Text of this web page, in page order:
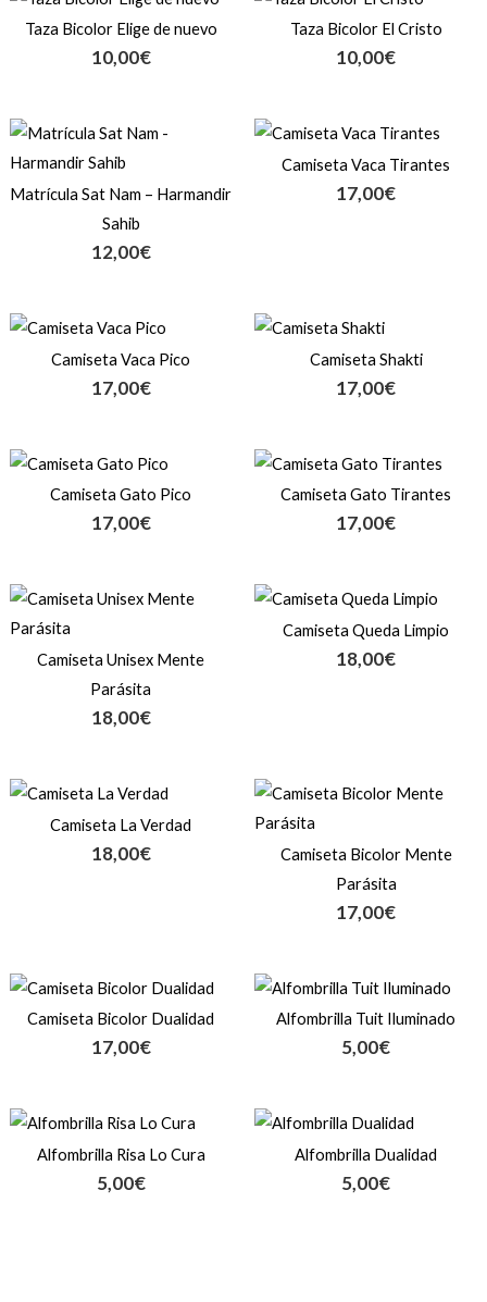
Taza Bicolor Elige de nuevo
10,00€
Taza Bicolor El Cristo
10,00€
Matrícula Sat Nam – Harmandir
Sahib
12,00€
Camiseta Vaca Tirantes
17,00€
Camiseta Vaca Pico
17,00€
Camiseta Shakti
17,00€
Camiseta Gato Pico
17,00€
Camiseta Gato Tirantes
17,00€
Camiseta Unisex Mente
Parásita
18,00€
Camiseta Queda Limpio
18,00€
Camiseta La Verdad
18,00€
Camiseta Bicolor Mente
Parásita
17,00€
Camiseta Bicolor Dualidad
17,00€
Alfombrilla Tuit Iluminado
5,00€
Alfombrilla Risa Lo Cura
5,00€
Alfombrilla Dualidad
5,00€